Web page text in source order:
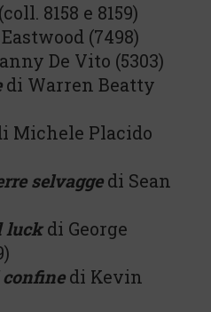
8158 e 8159)
(7498)
De Vito (5303)
di Warren Beatty
Michele Placido
selvaggedi Sean
luckdi George
confine di Kevin